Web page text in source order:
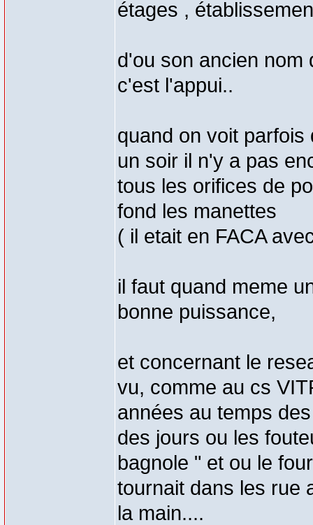
étages ,
d'ou son ancien nom
c'est l'appui..
quand on voit
un soir il n'y a pas
tous les orifices de
fond les manettes
( il etait en FACA
il faut quand meme
bonne puissance,
et concernant le
vu, comme au cs
années au temps
des jours ou les
bagnole " et ou le
tournait dans les rue
la main....